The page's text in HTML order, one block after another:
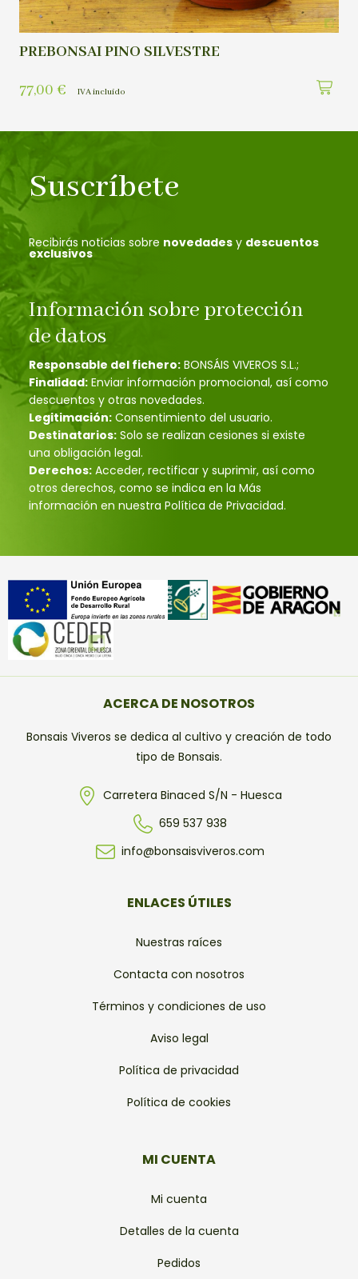
PREBONSAI PINO SILVESTRE
77,00 € IVA incluído
Suscríbete
Recibirás noticias sobre novedades y descuentos
exclusivos
Información sobre protección
de datos
Responsable del fichero: BONSÁIS VIVEROS S.L.;
Finalidad: Enviar información promocional, así como
descuentos y otras novedades.
Legitimación: Consentimiento del usuario.
Destinatarios: Solo se realizan cesiones si existe
una obligación legal.
Derechos: Acceder, rectificar y suprimir, así como
otros derechos, como se indica en la Más
información en nuestra Política de Privacidad.
ACERCA DE NOSOTROS
Bonsais Viveros se dedica al cultivo y creación de todo
tipo de Bonsais.
Carretera Binaced S/N - Huesca
659 537 938
info@bonsaisviveros.com
ENLACES ÚTILES
Nuestras raíces
Contacta con nosotros
Términos y condiciones de uso
Aviso legal
Política de privacidad
Política de cookies
MI CUENTA
Mi cuenta
Detalles de la cuenta
Pedidos